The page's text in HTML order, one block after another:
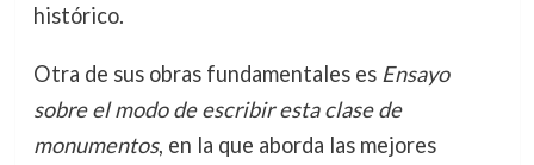
histórico.
Otra de sus obras fundamentales es Ensayo
sobre el modo de escribir esta clase de
monumentos, en la que aborda las mejores